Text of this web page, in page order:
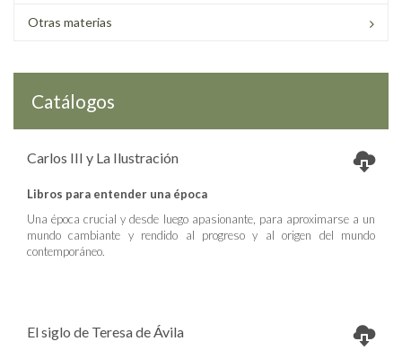
Otras materias
Catálogos
Carlos III y La Ilustración
Libros para entender una época
Una época crucial y desde luego apasionante, para aproximarse a un
mundo cambiante y rendido al progreso y al origen del mundo
contemporáneo.
El siglo de Teresa de Ávila